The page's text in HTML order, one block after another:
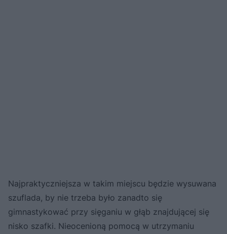
Najpraktyczniejsza w takim miejscu będzie wysuwana
szuflada, by nie trzeba było zanadto się
gimnastykować przy sięganiu w głąb znajdującej się
nisko szafki. Nieocenioną pomocą w utrzymaniu